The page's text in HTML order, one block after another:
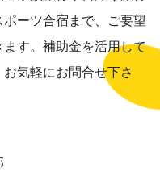
ーツ合宿まで、ご要望
す。補助金を活用して
気軽にお問合せ下さ